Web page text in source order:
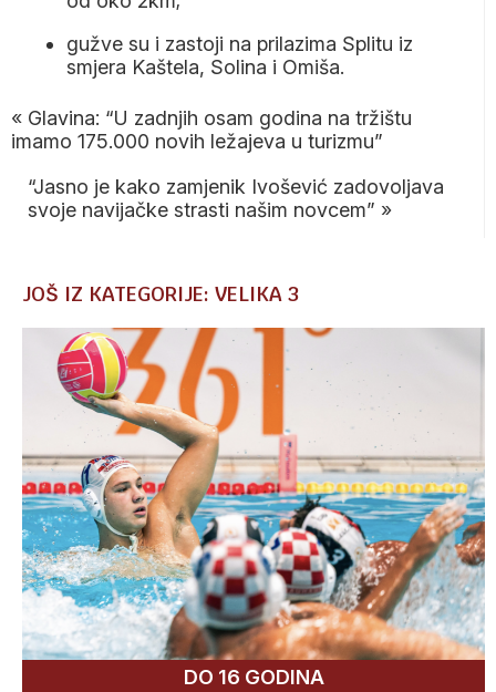
gužve su i zastoji na prilazima Splitu iz
smjera Kaštela, Solina i Omiša.
« Glavina: “U zadnjih osam godina na tržištu
imamo 175.000 novih ležajeva u turizmu”
“Jasno je kako zamjenik Ivošević zadovoljava
svoje navijačke strasti našim novcem” »
JOŠ IZ KATEGORIJE: VELIKA 3
DO 16 GODINA